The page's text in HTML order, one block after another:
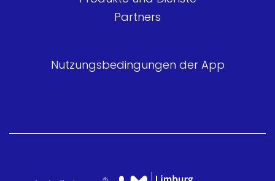
Partners
Nutzungsbedingungen der App